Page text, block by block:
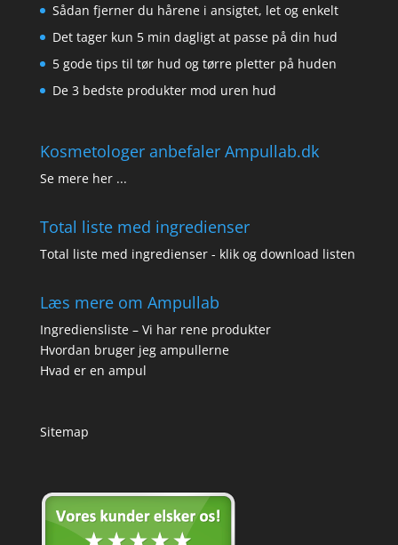
Sådan fjerner du hårene i ansigtet, let og enkelt
Det tager kun 5 min dagligt at passe på din hud
5 gode tips til tør hud og tørre pletter på huden
De 3 bedste produkter mod uren hud
Kosmetologer anbefaler Ampullab.dk
Se mere her ...
Total liste med ingredienser
Total liste med ingredienser - klik og download listen
Læs mere om Ampullab
Ingrediensliste – Vi har rene produkter
Hvordan bruger jeg ampullerne
Hvad er en ampul
Sitemap